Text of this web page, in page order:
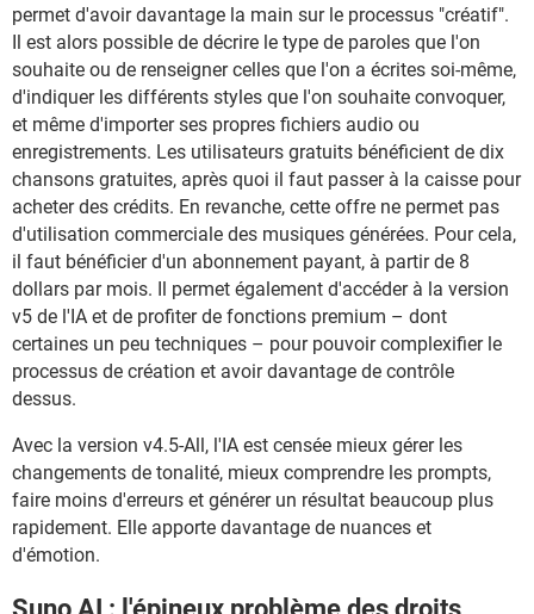
permet d'avoir davantage la main sur le processus "créatif".
Il est alors possible de décrire le type de paroles que l'on
souhaite ou de renseigner celles que l'on a écrites soi-même,
d'indiquer les différents styles que l'on souhaite convoquer,
et même d'importer ses propres fichiers audio ou
enregistrements. Les utilisateurs gratuits bénéficient de dix
chansons gratuites, après quoi il faut passer à la caisse pour
acheter des crédits. En revanche, cette offre ne permet pas
d'utilisation commerciale des musiques générées. Pour cela,
il faut bénéficier d'un abonnement payant, à partir de 8
dollars par mois. Il permet également d'accéder à la version
v5 de l'IA et de profiter de fonctions premium – dont
certaines un peu techniques – pour pouvoir complexifier le
processus de création et avoir davantage de contrôle
dessus.
Avec la version v4.5-All, l'IA est censée mieux gérer les
changements de tonalité, mieux comprendre les prompts,
faire moins d'erreurs et générer un résultat beaucoup plus
rapidement. Elle apporte davantage de nuances et
d'émotion.